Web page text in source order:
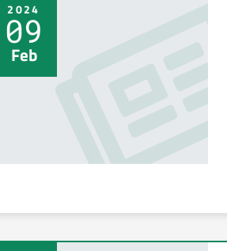
2024
09
Feb